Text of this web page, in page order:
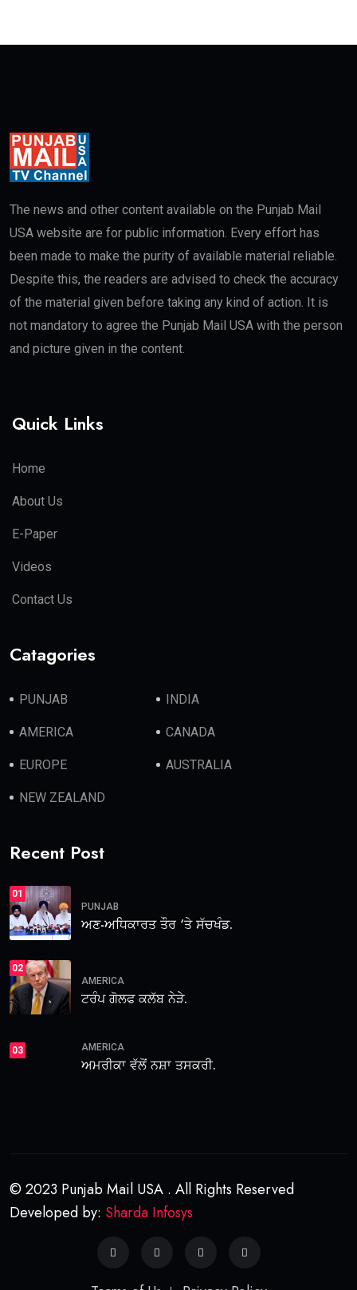
The news and other content available on the Punjab Mail
USA website are for public information. Every effort has
been made to make the purity of available material reliable.
Despite this, the readers are advised to check the accuracy
of the material given before taking any kind of action. It is
not mandatory to agree the Punjab Mail USA with the person
and picture given in the content.
Quick Links
Home
About Us
E-Paper
Videos
Contact Us
Catagories
PUNJAB INDIA
AMERICA CANADA
EUROPE AUSTRALIA
NEW ZEALAND
Recent Post
01
PUNJAB
ਅਣ-ਅਧਿਕਾਰਤ ਤੌਰ ‘ਤੇ ਸੱਚਖੰਡ.
02
AMERICA
ਟਰੰਪ ਗੋਲਫ ਕਲੱਬ ਨੇੜੇ.
03 AMERICA
ਅਮਰੀਕਾ ਵੱਲੋਂ ਨਸ਼ਾ ਤਸਕਰੀ.
© 2023 Punjab Mail USA . All Rights Reserved
Developed by: Sharda Infosys